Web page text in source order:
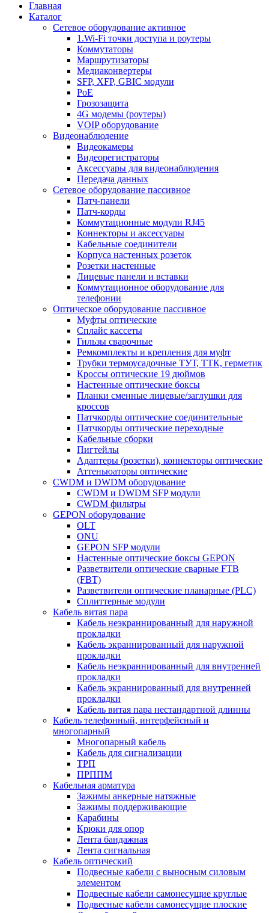
Главная
Каталог
Сетевое оборудование активное
1.Wi-Fi точки доступа и роутеры
Коммутаторы
Маршрутизаторы
Медиаконвертеры
SFP, XFP, GBIC модули
PoE
Грозозащита
4G модемы (роутеры)
VOIP оборудование
Видеонаблюдение
Видеокамеры
Видеорегистраторы
Аксессуары для видеонаблюдения
Передача данных
Сетевое оборудование пассивное
Патч-панели
Патч-корды
Коммутационные модули RJ45
Коннекторы и аксессуары
Кабельные соединители
Корпуса настенных розеток
Розетки настенные
Лицевые панели и вставки
Коммутационное оборудование для
телефонии
Оптическое оборудование пассивное
Муфты оптические
Сплайс кассеты
Гильзы сварочные
Ремкомплекты и крепления для муфт
Трубки термоусадочные ТУТ, ТТК, герметик
Кроссы оптические 19 дюймов
Настенные оптические боксы
Планки сменные лицевые/заглушки для
кроссов
Патчкорды оптические соединительные
Патчкорды оптические переходные
Кабельные сборки
Пигтейлы
Адаптеры (розетки), коннекторы оптические
Аттеньюаторы оптические
CWDM и DWDM оборудование
CWDM и DWDM SFP модули
CWDM фильтры
GEPON оборудование
OLT
ONU
GEPON SFP модули
Настенные оптические боксы GEPON
Разветвители оптические сварные FTB
(FBT)
Разветвители оптические планарные (PLC)
Сплиттерные модули
Кабель витая пара
Кабель неэкраннированный для наружной
прокладки
Кабель экраннированный для наружной
прокладки
Кабель неэкраннированный для внутренней
прокладки
Кабель экраннированный для внутренней
прокладки
Кабель витая пара нестандартной длинны
Кабель телефонный, интерфейсный и
многопарный
Многопарный кабель
Кабель для сигнализации
ТРП
ПРППМ
Кабельная арматура
Зажимы анкерные натяжные
Зажимы поддерживающие
Карабины
Крюки для опор
Лента бандажная
Лента сигнальная
Кабель оптический
Подвесные кабели с выносным силовым
элементом
Подвесные кабели самонесущие круглые
Подвесные кабели самонесущие плоские